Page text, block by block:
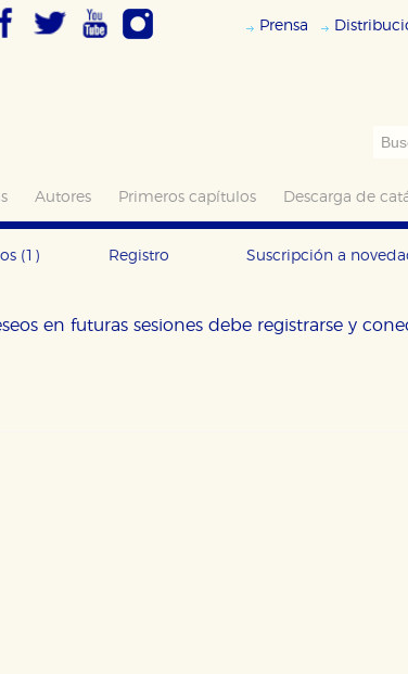
Prensa
Autores Primeros capítulos Descarga de
(1) Registro Suscripción a
en futuras sesiones debe registrarse y